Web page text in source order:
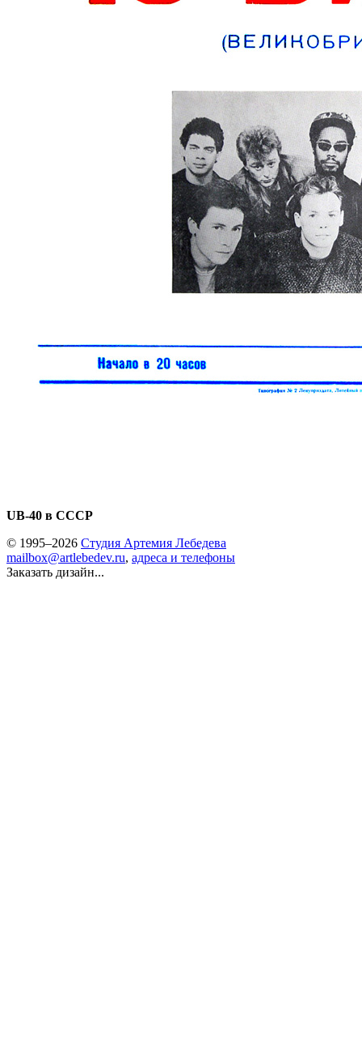
UB-40 в СССР
© 1995–2026 Студия Артемия Лебедева
mailbox@artlebedev.ru, адреса и телефоны
Заказать дизайн...